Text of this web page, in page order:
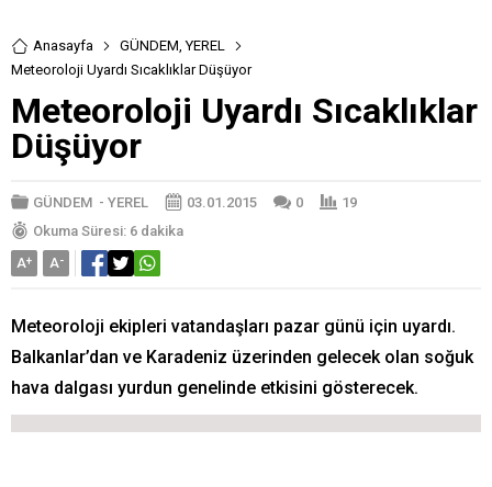
Anasayfa GÜNDEM,YEREL
Meteoroloji Uyardı Sıcaklıklar Düşüyor
Meteoroloji Uyardı Sıcaklıklar
Düşüyor
GÜNDEM - YEREL 03.01.2015 0
19
Okuma Süresi: 6 dakika
A+ A-
Meteoroloji ekipleri vatandaşları pazar günü için uyardı.
Balkanlar’dan ve Karadeniz üzerinden gelecek olan soğuk
hava dalgası yurdun genelinde etkisini gösterecek.